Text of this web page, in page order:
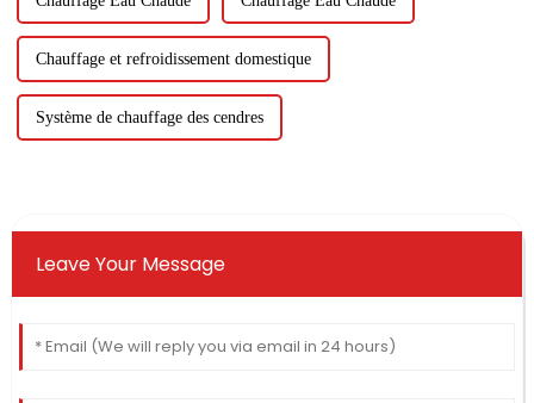
Chauffage et refroidissement domestique
Système de chauffage des cendres
Leave Your Message